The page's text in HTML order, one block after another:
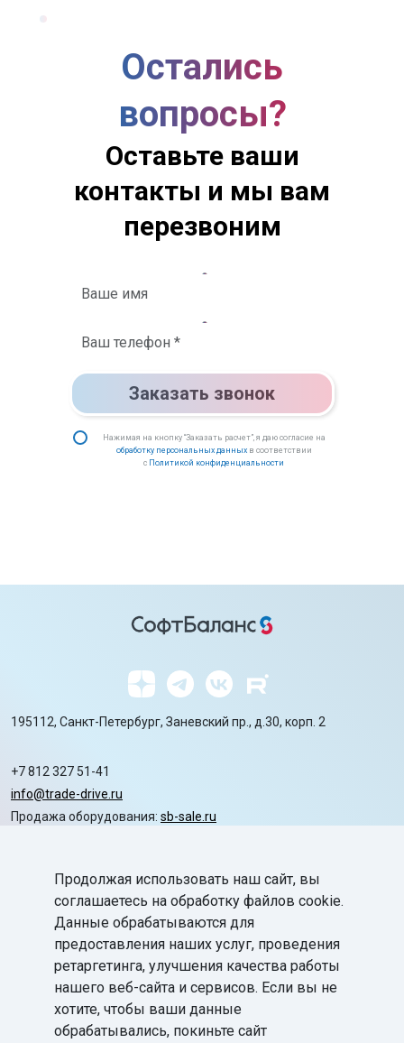
Остались
вопросы?
Оставьте ваши
контакты и мы вам
перезвоним
Заказать звонок
Нажимая на кнопку “Заказать расчет”, я даю согласие на
обработку персональных данныхв соответствии
с Политикой конфиденциальности
195112, Санкт-Петербург, Заневский пр., д.30, корп. 2
+7 812 327 51-41
info@trade-drive.ru
Продажа оборудования: sb-sale.ru
Автоматизацияchevron_right
Маркировкаchevron_right
Поддержкаchevron_right
База знанийchevron_right
Продолжая использовать наш сайт, вы
соглашаетесь на обработку файлов cookie.
Данные обрабатываются для
предоставления наших услуг, проведения
ретаргетинга, улучшения качества работы
нашего веб-сайта и сервисов. Если вы не
хотите, чтобы ваши данные
обрабатывались, покиньте сайт